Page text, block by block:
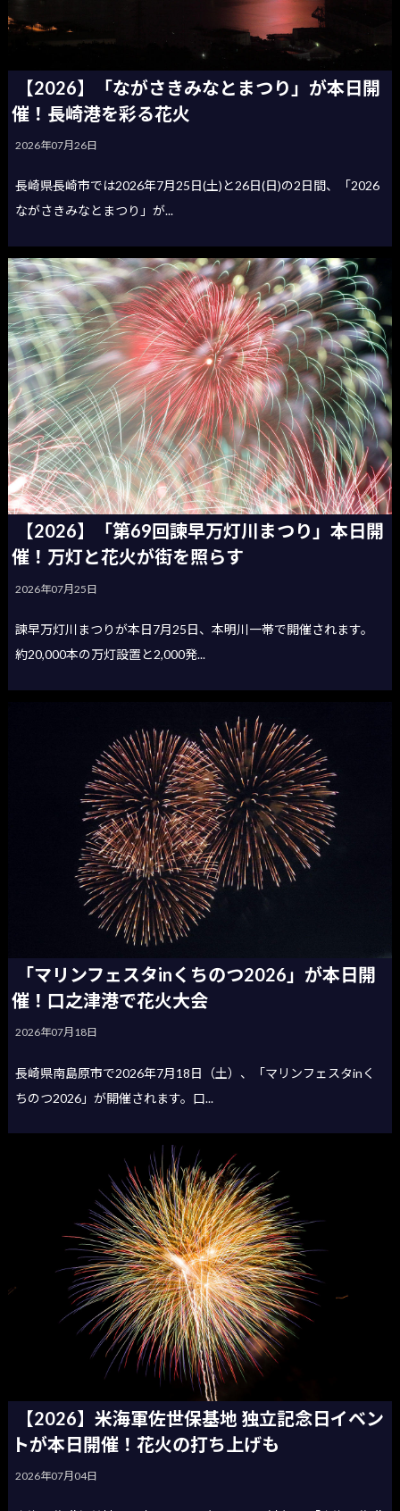
【2026】「ながさきみなとまつり」が本日開
催！長崎港を彩る花火
2026年07月26日
長崎県長崎市では2026年7月25日(土)と26日(日)の2日間、「2026
ながさきみなとまつり」が...
【2026】「第69回諫早万灯川まつり」本日開
催！万灯と花火が街を照らす
2026年07月25日
諫早万灯川まつりが本日7月25日、本明川一帯で開催されます。
約20,000本の万灯設置と2,000発...
「マリンフェスタinくちのつ2026」が本日開
催！口之津港で花火大会
2026年07月18日
長崎県南島原市で2026年7月18日（土）、「マリンフェスタinく
ちのつ2026」が開催されます。口...
【2026】米海軍佐世保基地 独立記念日イベン
トが本日開催！花火の打ち上げも
2026年07月04日